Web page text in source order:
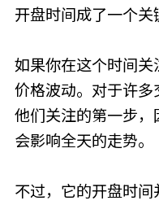
开盘时间成了一个关
如果你在这个时间
价格波动。对于许
他们关注的第一步
会影响全天的走势。
不过，它的开盘时